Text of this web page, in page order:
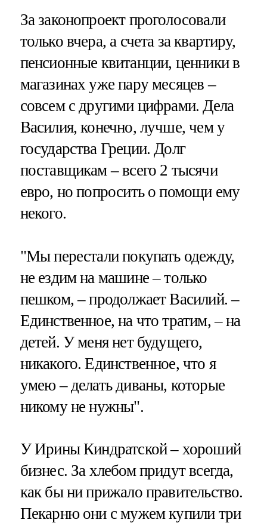
За законопроект проголосовали
только вчера, а счета за квартиру,
пенсионные квитанции, ценники в
магазинах уже пару месяцев –
совсем с другими цифрами. Дела
Василия, конечно, лучше, чем у
государства Греции. Долг
поставщикам – всего 2 тысячи
евро, но попросить о помощи ему
некого.
"Мы перестали покупать одежду,
не ездим на машине – только
пешком, – продолжает Василий. –
Единственное, на что тратим, – на
детей. У меня нет будущего,
никакого. Единственное, что я
умею – делать диваны, которые
никому не нужны".
У Ирины Киндратской – хороший
бизнес. За хлебом придут всегда,
как бы ни прижало правительство.
Пекарню они с мужем купили три